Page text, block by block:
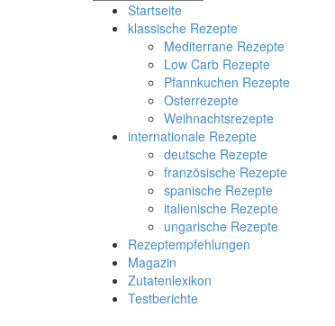
Startseite
klassische Rezepte
Mediterrane Rezepte
Low Carb Rezepte
Pfannkuchen Rezepte
Osterrezepte
Weihnachtsrezepte
internationale Rezepte
deutsche Rezepte
französische Rezepte
spanische Rezepte
italienische Rezepte
ungarische Rezepte
Rezeptempfehlungen
Magazin
Zutatenlexikon
Testberichte